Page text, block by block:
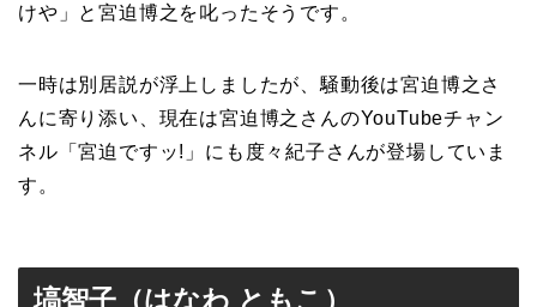
けや」と宮迫博之を叱ったそうです。
一時は別居説が浮上しましたが、騒動後は宮迫博之さ
んに寄り添い、現在は宮迫博之さんのYouTubeチャン
ネル「宮迫ですッ!」にも度々紀子さんが登場していま
す。
塙智子（はなわ ともこ）